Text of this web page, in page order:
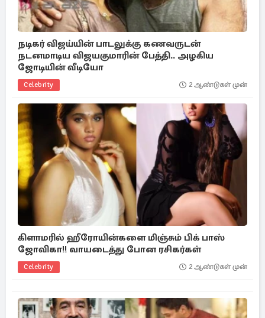
நடிகர் விஜய்யின் பாடலுக்கு கணவருடன்
நடனமாடிய விஜயகுமாரின் பேத்தி.. அழகிய
ஜோடியின் வீடியோ
Celebrity 2 ஆண்டுகள் முன்
கிளாமரில் ஹீரோயின்களை மிஞ்சும் பிக் பாஸ்
ஜோவிகா!! வாயடைத்து போன ரசிகர்கள்
Celebrity 2 ஆண்டுகள் முன்